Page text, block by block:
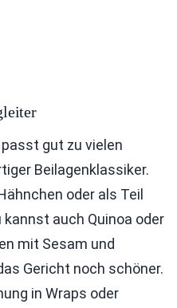
gut zu vielen
Beilagenklassiker.
oder als Teil
auch Quinoa oder
mit Sesam und
Gericht noch schöner.
in Wraps oder